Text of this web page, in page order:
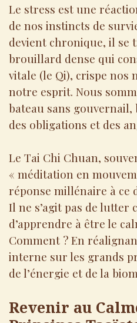
Le stress est une
de nos instincts de
devient chronique, il se
brouillard dense qui
vitale (le Qi), crispe nos
notre esprit. Nous
bateau sans
des obligations et des
Le Tai Chi Chuan,
« méditation en
réponse millénaire à ce
Il ne s’agit pas de lutter
d’apprendre à être le
Comment ? En
interne sur les grands
de l’énergie et de la
Revenir au